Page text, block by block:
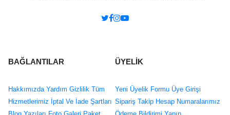
BAĞLANTILAR
HakkımızdaYardım GizlilikTüm
Hizmetlerimiz İptal Ve İade Şartları
ÜYELİK
Yeni Üyelik Formu Üye Girişi
Sipariş Takip Hesap Numaralarımız